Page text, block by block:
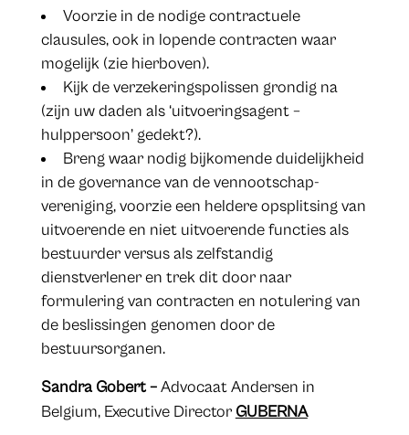
Voorzie in de nodige contractuele
clausules, ook in lopende contracten waar
mogelijk (zie hierboven).
Kijk de verzekeringspolissen grondig na
(zijn uw daden als ‘uitvoeringsagent –
hulppersoon’ gedekt?).
Breng waar nodig bijkomende duidelijkheid
in de governance van de vennootschap-
vereniging, voorzie een heldere opsplitsing van
uitvoerende en niet uitvoerende functies als
bestuurder versus als zelfstandig
dienstverlener en trek dit door naar
formulering van contracten en notulering van
de beslissingen genomen door de
bestuursorganen.
Sandra Gobert –Advocaat Andersen in
Belgium, Executive Director GUBERNA